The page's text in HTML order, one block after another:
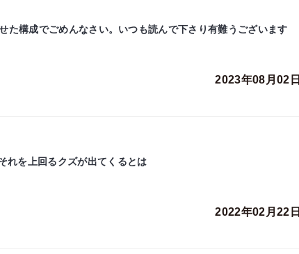
た構成でごめんなさい。いつも読んで下さり有難うございます
2023年08月02日
れを上回るクズが出てくるとは
2022年02月22日